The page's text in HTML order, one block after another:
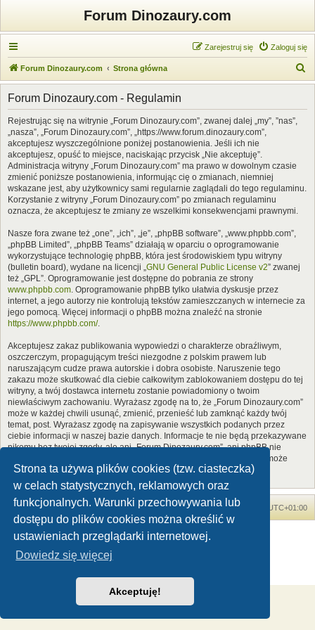
Strona ta używa plików cookies (tzw. ciasteczka)
w celach statystycznych, reklamowych oraz
funkcjonalnych. Warunki przechowywania lub
dostępu do plików cookies można określić w
ustawieniach przeglądarki internetowej.
Dowiedz się więcej
Akceptuję!
Forum Dinozaury.com
Zaloguj się
Zarejestruj się
Forum Dinozaury.com Strona główna
z
Forum Dinozaury.com - Regulamin
Rejestrując się na witrynie „Forum Dinozaury.com”, zwanej dalej „my”, ”nas”,
„nasza”, „Forum Dinozaury.com”, „https://www.forum.dinozaury.com”,
akceptujesz wyszczególnione poniżej postanowienia. Jeśli ich nie
akceptujesz, opuść to miejsce, naciskając przycisk „Nie akceptuję”.
Administracja witryny „Forum Dinozaury.com” ma prawo w dowolnym czasie
zmienić poniższe postanowienia, informując cię o zmianach, niemniej
wskazane jest, aby użytkownicy sami regularnie zaglądali do tego regulaminu.
Korzystanie z witryny „Forum Dinozaury.com” po zmianach regulaminu
oznacza, że akceptujesz te zmiany ze wszelkimi konsekwencjami prawnymi.
Nasze fora zwane też „one”, „ich”, „je”, „phpBB software”, „www.phpbb.com”,
„phpBB Limited”, „phpBB Teams” działają w oparciu o oprogramowanie
wykorzystujące technologię phpBB, która jest środowiskiem typu witryny
(bulletin board), wydane na licencji „GNU General Public License v2” zwanej
też „GPL”. Oprogramowanie jest dostępne do pobrania ze strony
www.phpbb.com. Oprogramowanie phpBB tylko ułatwia dyskusje przez
internet, a jego autorzy nie kontrolują tekstów zamieszczanych w internecie za
jego pomocą. Więcej informacji o phpBB można znaleźć na stronie
https://www.phpbb.com/.
Akceptujesz zakaz publikowania wypowiedzi o charakterze obraźliwym,
oszczerczym, propagującym treści niezgodne z polskim prawem lub
naruszającym cudze prawa autorskie i dobra osobiste. Naruszenie tego
zakazu może skutkować dla ciebie całkowitym zablokowaniem dostępu do tej
witryny, a twój dostawca internetu zostanie powiadomiony o twoim
niewłaściwym zachowaniu. Wyrażasz zgodę na to, że „Forum Dinozaury.com”
może w każdej chwili usunąć, zmienić, przenieść lub zamknąć każdy twój
temat, post. Wyrażasz zgodę na zapisywanie wszystkich podanych przez
ciebie informacji w naszej bazie danych. Informacje te nie będą przekazywane
nikomu bez twojej zgody, ale ani „Forum Dinozaury.com”, ani phpBB nie
ponosi odpowiedzialności za włamania do witryny, podczas których może
dojść do kradzieży danych.
Forum Dinozaury.com Strona główna Strefa czasowa UTC+01:00
Dinozaury.com© 2006-2020
Polski pakiet językowy dostarcza